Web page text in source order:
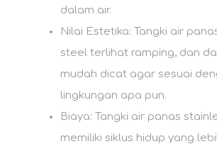
dalam air.
Nilai Estetika: Tangki air
steel terlihat ramping, dan
mudah dicat agar sesuai
lingkungan apa pun.
Biaya: Tangki air panas
memiliki siklus hidup yang